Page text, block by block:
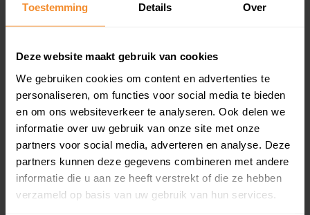
Toestemming Details Over
Deze website maakt gebruik van cookies
We gebruiken cookies om content en advertenties te
personaliseren, om functies voor social media te bieden
en om ons websiteverkeer te analyseren. Ook delen we
informatie over uw gebruik van onze site met onze
partners voor social media, adverteren en analyse. Deze
partners kunnen deze gegevens combineren met andere
informatie die u aan ze heeft verstrekt of die ze hebben
verzameld op basis van uw gebruik van hun services.
en koopdatum) binnen een postcodegebied. Dit
inclusief een jaar lang gratis updates van nieuwe
Bekijk product
Direct leverbaar
Kadastrale kaart pakket